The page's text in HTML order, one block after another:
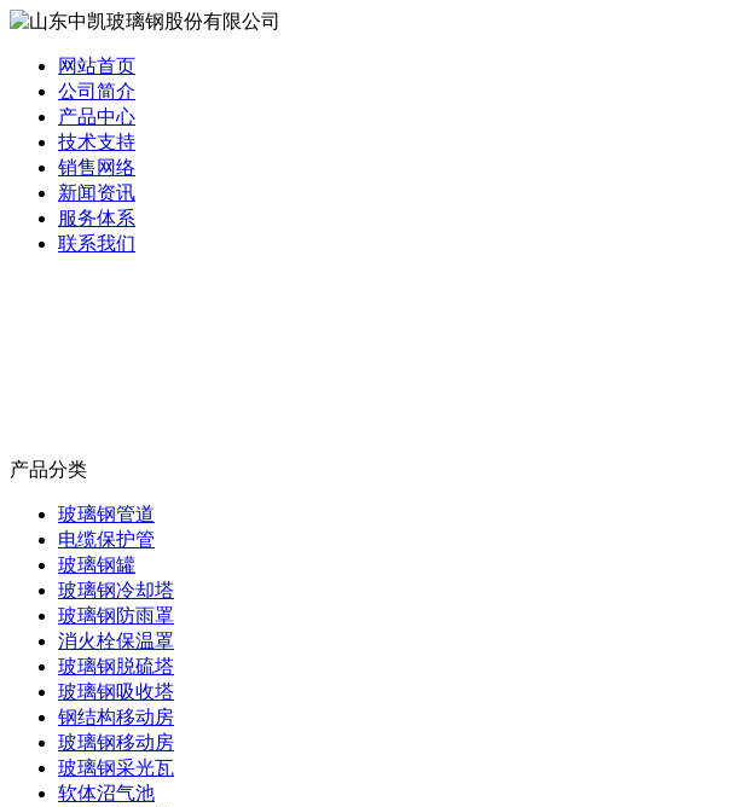
网站首页
公司简介
产品中心
技术支持
销售网络
新闻资讯
服务体系
联系我们
产品分类
玻璃钢管道
电缆保护管
玻璃钢罐
玻璃钢冷却塔
玻璃钢防雨罩
消火栓保温罩
玻璃钢脱硫塔
玻璃钢吸收塔
钢结构移动房
玻璃钢移动房
玻璃钢采光瓦
软体沼气池